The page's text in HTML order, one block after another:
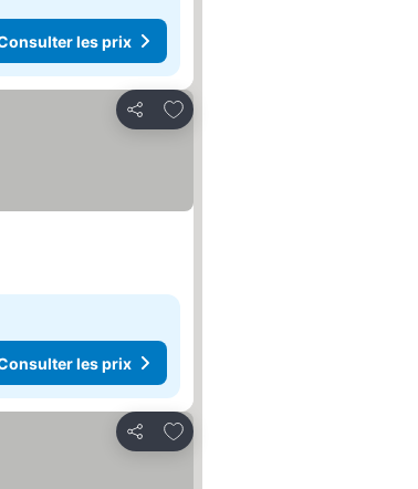
les prix
Partager
Ajouter à mes favoris
les prix
Partager
Ajouter à mes favoris